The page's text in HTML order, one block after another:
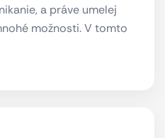
a práve umelej
možnosti. V tomto